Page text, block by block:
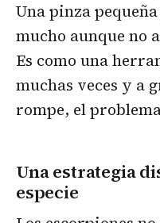
Una pinza
mucho aunque no
Es como una
muchas veces y a
rompe, el
Una estrategia
especie